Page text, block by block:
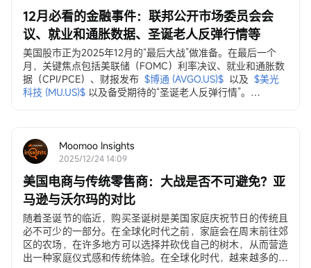
12月必看的金融事件：联邦公开市场委员会会
议、就业和通胀数据、圣诞老人反弹行情等
美国股市正为2025年12月的“最后大战”做准备。在最后一个
月，关键焦点包括美联储（FOMC）利率决议、就业和通胀数
据（CPI/PCE）、财报发布 $博通 (AVGO.US)$ 以及 $美光
科技 (MU.US)$ 以及备受期待的“圣诞老人反弹行情”。
Moomoo Insights
2025/12/24 14:09
美国电商与传统零售商：大战是否不可避免？亚
马逊与沃尔玛的对比
随着圣诞节的临近，购买圣诞树是美国家庭庆祝节日的传统且
必不可少的一部分。在全球化时代之前，家庭会在周末前往郊
区的农场，在许多地方可以选择并砍伐自己的树木，从而营造
出一种家庭仪式感和传统体验。在全球化时代，越来越多的美